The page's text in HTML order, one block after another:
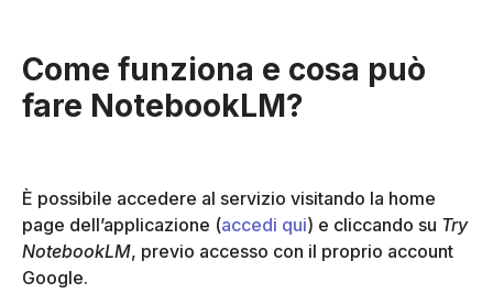
Come funziona e cosa può
fare NotebookLM?
È possibile accedere al servizio visitando la home
page dell’applicazione (accedi qui) e cliccando su Try
NotebookLM, previo accesso con il proprio account
Google.